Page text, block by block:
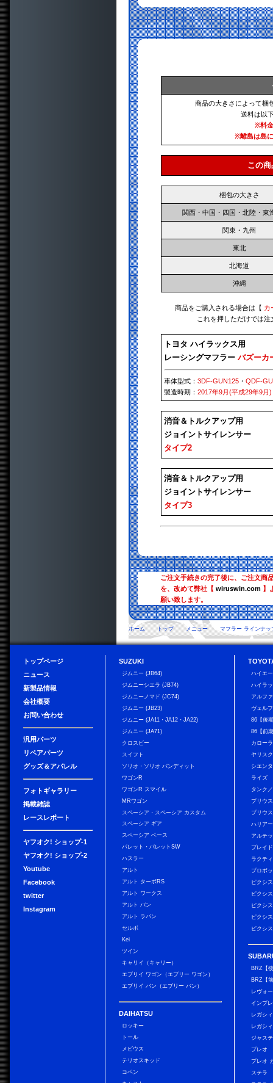
商品の大きさによって梱
送料は以
※料
※離島は島
この
梱包の大きさ
関西・中国・四国・北陸・東
関東・九州
東北
北海道
沖縄
商品をご購入される場合は【 カ
これを押しただけでは
トヨタ ハイラックス用
レーシングマフラーバズーカ
車体型式：3DF-GUN125 ・QDF-
製造時期：2017年9月(平成29年9月)
消音＆トルクアップ用
ジョイントサイレンサー
タイプ2
消音＆トルクアップ用
ジョイントサイレンサー
タイプ3
ご注文手続きの完了後に、ご注文商
を、改めて弊社【wiruswin.com 】
願い致します。
ホーム トップ メニュー マフラー ラインナッ
トップページ
ニュース
新製品情報
会社概要
お問い合わせ
汎用パーツ
リペアパーツ
グッズ＆アパレル
フォトギャラリー
掲載雑誌
レースレポート
ヤフオク! ショップ-1
ヤフオク! ショップ-2
Youtube
Facebook
twitter
Instagram
SUZUKI
ジムニー (JB64)
ジムニーシエラ (JB74)
ジムニーノマド (JC74)
ジムニー (JB23)
ジムニー (JA11・JA12・JA22)
ジムニー (JA71)
クロスビー
スイフト
ソリオ・ソリオ バンディット
ワゴンR
ワゴンR スマイル
MRワゴン
スペーシア・スペーシア カスタム
スペーシア ギア
スペーシア ベース
パレット・パレットSW
ハスラー
アルト
アルト ターボRS
アルト ワークス
アルト バン
アルト ラパン
セルボ
Kei
ツイン
キャリイ（キャリー）
エブリイ ワゴン（エブリー ワゴン）
エブリイ バン（エブリー バン）
DAIHATSU
ロッキー
トール
メビウス
テリオスキッド
コペン
ハイエ
ハイラ
アルフ
ヴェル
86【後
86【前
カロー
ヤリス
シエンタ
ライズ
タンク
プリウス
プリウ
ハリアー
アルテ
ブレイド
ラクテ
プロボ
ピクシ
ピクシ
ピクシ
ピクシ
ピクシ
BRZ【
BRZ【
レヴォ
インプ
レガシ
レガシ
ジャス
プレオ
プレオ
ステラ